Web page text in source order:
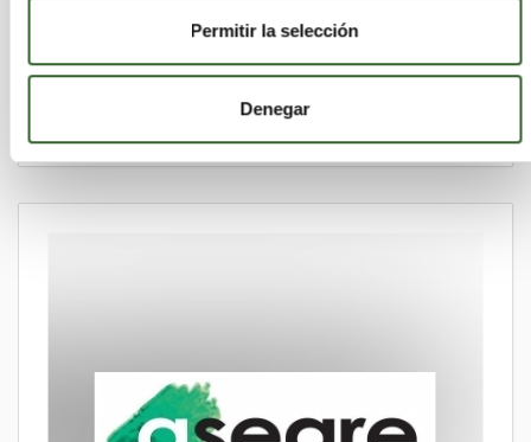
Permitir la selección
Denegar
bebida durante el 2012
martes 10 de septiembre de 2013